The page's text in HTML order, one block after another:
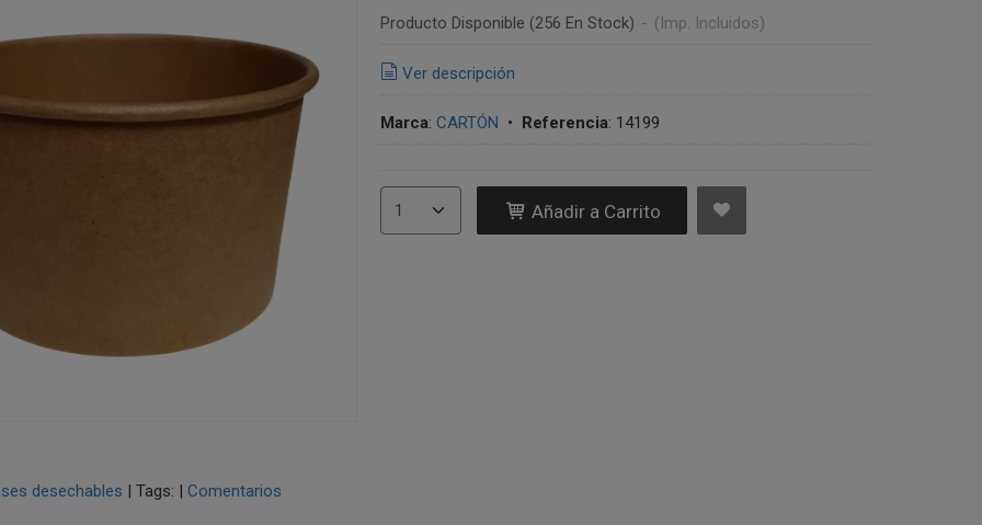
Producto Disponible (256 En Stock) - (Imp. Incluidos)
Ver descripción
Marca: CARTÓN • Referencia: 14199
Añadir a Carrito
desechables | Tags: | Comentarios